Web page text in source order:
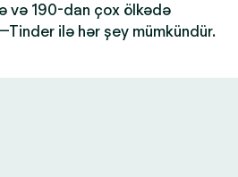
və 190-dan çox ölkədə
ilə hər şey mümkündür.